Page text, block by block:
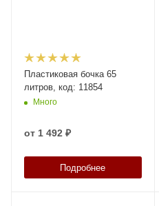
Пластиковая бочка 65
литров, код: 11854
Много
от 1 492 ₽
Подробнее